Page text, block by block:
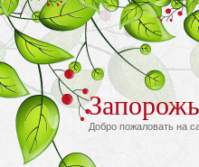
Добро пожаловать на